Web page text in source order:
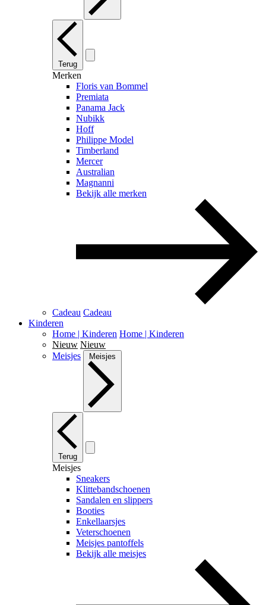
Terug
Merken
Floris van Bommel
Premiata
Panama Jack
Nubikk
Hoff
Philippe Model
Timberland
Mercer
Australian
Magnanni
Bekijk alle merken
Cadeau Cadeau
Kinderen
Home | Kinderen Home | Kinderen
Nieuw Nieuw
Meisjes
Meisjes
Terug
Meisjes
Sneakers
Klittebandschoenen
Sandalen en slippers
Booties
Enkellaarsjes
Veterschoenen
Meisjes pantoffels
Bekijk alle meisjes